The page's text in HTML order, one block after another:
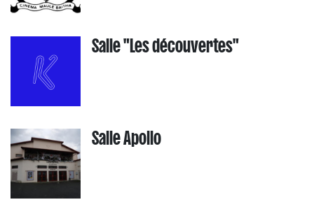
Salle "Les découvertes"
Salle Apollo